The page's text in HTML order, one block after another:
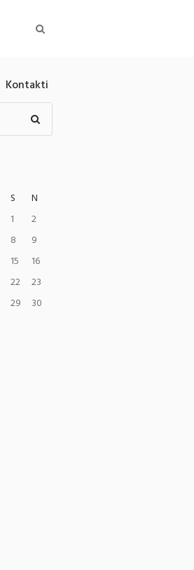
Kontakti
S
N
1
2
8
9
15
16
22
23
29
30